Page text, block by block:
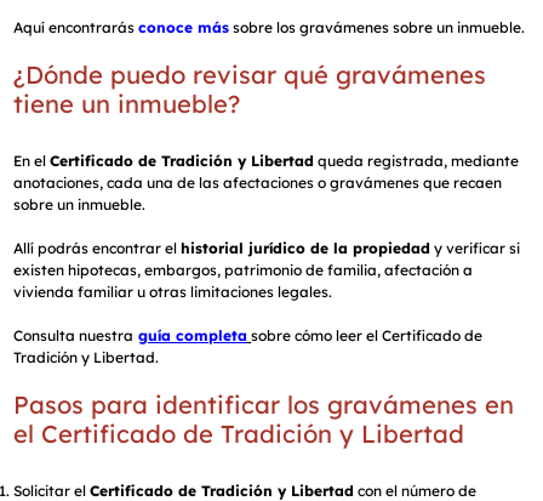
Aquí encontrarásconoce más sobre los gravámenes sobre un inmueble.
¿Dónde puedo revisar qué gravámenes
tiene un inmueble?
En elCertificado de Tradición y Libertad queda registrada, mediante
anotaciones, cada una de las afectaciones o gravámenes que recaen
sobre un inmueble.
Allí podrás encontrar elhistorial jurídico de la propiedad y verificar si
existen hipotecas, embargos, patrimonio de familia, afectación a
vivienda familiar u otras limitaciones legales.
Consulta nuestra guía completa sobre cómo leer el Certificado de
Tradición y Libertad.
Pasos para identificar los gravámenes en
el Certificado de Tradición y Libertad
Solicitar elCertificado de Tradición y Libertad con el número de